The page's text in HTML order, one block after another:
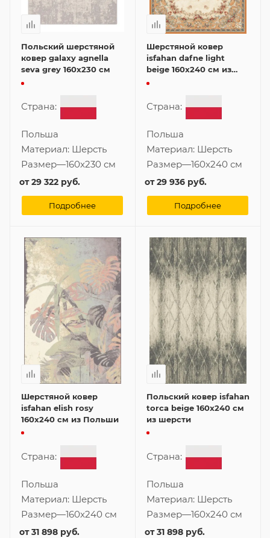
Польский шерстяной
ковер galaxy agnella
seva grey 160x230 см
Страна:
Польша
Материал: Шерсть
Размер—160x230 см
от29 322 руб.
Подробнее
Шерстяной ковер
isfahan dafne light
beige 160x240 см из
Польши
Страна:
Польша
Материал: Шерсть
Размер—160x240 см
от29 936 руб.
Подробнее
Шерстяной ковер
isfahan elish rosy
160x240 см из Польши
Страна:
Польша
Материал: Шерсть
Размер—160x240 см
от31 898 руб.
Польский ковер isfahan
torca beige 160x240 см
из шерсти
Страна:
Польша
Материал: Шерсть
Размер—160x240 см
от31 898 руб.